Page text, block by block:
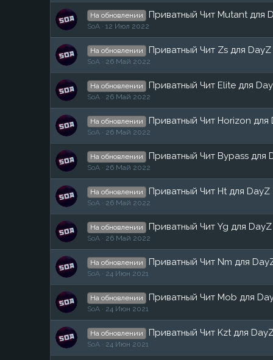
На обновлении Приватный Чит Mutant для
SoA 12 Июл 2022
На обновлении Приватный Чит Zs для DayZ
SoA 26 Май 2022
На обновлении Приватный Чит Elite для
SoA 26 Май 2022
На обновлении Приватный Чит Horizon для
SoA 26 Май 2022
На обновлении Приватный Чит Bypass для
SoA 26 Май 2022
На обновлении Приватный Чит Ht для DayZ
SoA 26 Май 2022
На обновлении Приватный Чит Yg для DayZ
SoA 26 Май 2022
На обновлении Приватный Чит Nm для
SoA 24 Июн 2021
На обновлении Приватный Чит Mob для
SoA 24 Июн 2021
На обновлении Приватный Чит Kzt для
SoA 24 Июн 2021